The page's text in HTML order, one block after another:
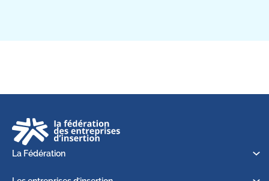
La Fédération